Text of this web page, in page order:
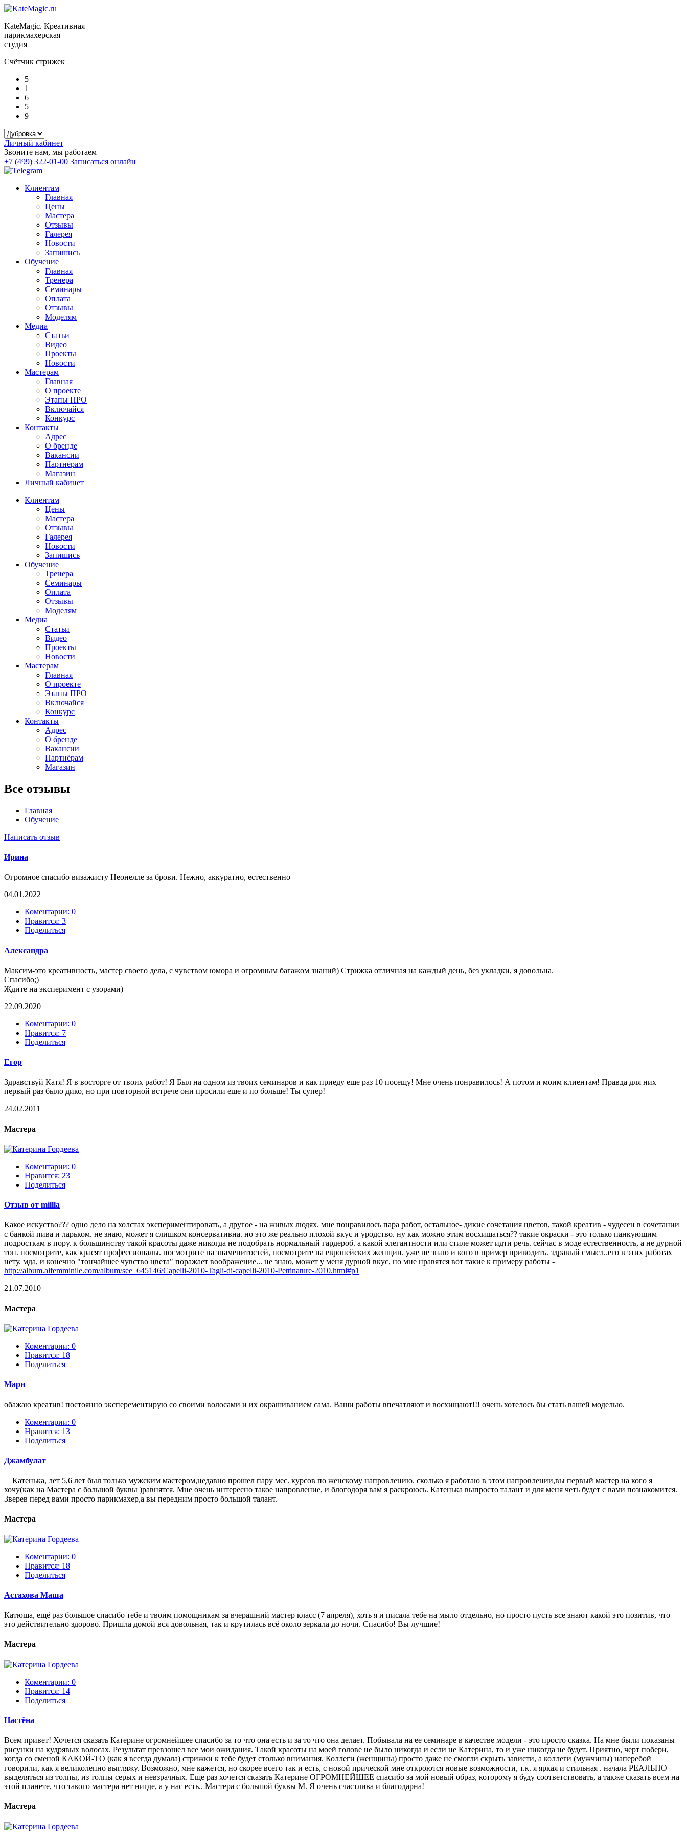
KateMagic. Креативная
парикмахерская
студия
Счётчик стрижек
5
1
6
5
9
Личный кабинет
Звоните нам, мы работаем
+7 (499) 322-01-00 Записаться онлайн
Клиентам
Главная
Цены
Мастера
Отзывы
Галерея
Новости
Запишись
Обучение
Главная
Тренера
Семинары
Оплата
Отзывы
Моделям
Медиа
Статьи
Видео
Проекты
Новости
Мастерам
Главная
О проекте
Этапы ПРО
Включайся
Конкурс
Контакты
Адрес
О бренде
Вакансии
Партнёрам
Магазин
Личный кабинет
Клиентам
Цены
Мастера
Отзывы
Галерея
Новости
Запишись
Обучение
Тренера
Семинары
Оплата
Отзывы
Моделям
Медиа
Статьи
Видео
Проекты
Новости
Мастерам
Главная
О проекте
Этапы ПРО
Включайся
Конкурс
Контакты
Адрес
О бренде
Вакансии
Партнёрам
Магазин
Все отзывы
Главная
Обучение
Написать отзыв
Ирина
Огромное спасибо визажисту Неонелле за брови. Нежно, аккуратно, естественно
04.01.2022
Коментарии: 0
Нравится: 3
Поделиться
Александра
Максим-это креативность, мастер своего дела, с чувством юмора и огромным багажом знаний) Стрижка отличная на каждый день, без укладки, я довольна.
Спасибо;)
Ждите на эксперимент с узорами)
22.09.2020
Коментарии: 0
Нравится: 7
Поделиться
Егор
Здравствуй Катя! Я в восторге от твоих работ! Я Был на одном из твоих семинаров и как приеду еще раз 10 посещу! Мне очень понравилось! А потом и моим клиентам! Правда для них
первый раз было дико, но при повторной встрече они просили еще и по больше! Ты супер!
24.02.2011
Мастера
Коментарии: 0
Нравится: 23
Поделиться
Отзыв от millla
Какое искуство??? одно дело на холстах экспериментировать, а другое - на живых людях. мне понравилось пара работ, остальное- дикие сочетания цветов, такой креатив - чудесен в сочетании
с банкой пива и ларьком. не знаю, может я слишком консервативна. но это же реально плохой вкус и уродство. ну как можно этим восхищаться?? такие окраски - это только панкующим
подросткам в пору. к большинству такой красоты даже никогда не подобрать нормальный гардероб. а какой элегантности или стиле может идти речь. сейчас в моде естественность, а не дурной
тон. посмотрите, как красят профессионалы. посмотрите на знаменитостей, посмотрите на европейских женщин. уже не знаю и кого в пример приводить. здравый смысл..его в этих работах
нету. мда, и конечно "тончайшее чувство цвета" поражает воображение... не знаю, может у меня дурной вкус, но мне нравятся вот такие к примеру работы -
http://album.alfemminile.com/album/see_645146/Capelli-2010-Tagli-di-capelli-2010-Pettinature-2010.html#p1
21.07.2010
Мастера
Коментарии: 0
Нравится: 18
Поделиться
Мари
обажаю креатив! постоянно эксперементирую со своими волосами и их окрашиванием сама. Ваши работы впечатляют и восхищают!!! очень хотелось бы стать вашей моделью.
Коментарии: 0
Нравится: 13
Поделиться
Джамбулат
Катенька, лет 5,6 лет был только мужским мастером,недавно прошел пару мес. курсов по женскому напровлению. сколько я работаю в этом напровлении,вы первый мастер на кого я
хочу(как на Мастера с большой буквы )равнятся. Мне очень интересно такое напровление, и блогодоря вам я раскроюсь. Катенька выпросто талант и для меня четь будет с вами познакомится.
Зверев перед вами просто парикмахер,а вы передним просто большой талант.
Мастера
Коментарии: 0
Нравится: 18
Поделиться
Астахова Маша
Катюша, ещё раз большое спасибо тебе и твоим помощникам за вчерашний мастер класс (7 апреля), хоть я и писала тебе на мыло отдельно, но просто пусть все знают какой это позитив, что
это действительно здорово. Пришла домой вся довольная, так и крутилась всё около зеркала до ночи. Спасибо! Вы лучшие!
Мастера
Коментарии: 0
Нравится: 14
Поделиться
Настёна
Всем привет! Хочется сказать Катерине огромнейшее спасибо за то что она есть и за то что она делает. Побывала на ее семинаре в качестве модели - это просто сказка. На мне были показаны
рисунки на кудрявых волосах. Результат превзошел все мои ожидания. Такой красоты на моей голове не было никогда и если не Катерина, то и уже никогда не будет. Приятно, черт побери,
когда со сменой КАКОЙ-ТО (как я всегда думала) стрижки к тебе будет столько внимания. Коллеги (женщины) просто даже не смогли скрыть зависти, а коллеги (мужчины) наперебой
говорили, как я великолепно выгляжу. Возможно, мне кажется, но скорее всего так и есть, с новой прической мне откроются новые возможности, т.к. я яркая и стильная . начала РЕАЛЬНО
выделяться из толпы, из толпы серых и невзрачных. Еще раз хочется сказать Катерине ОГРОМНЕЙШЕЕ спасибо за мой новый образ, которому я буду соответствовать, а также сказать всем на
этой планете, что такого мастера нет нигде, а у нас есть.. Мастера с большой буквы М. Я очень счастлива и благодарна!
Мастера